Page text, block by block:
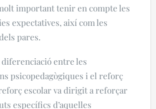
important tenir en compte les
expectatives, així com les
pares.
entre les
psicopedagògiques i el reforç
escolar va dirigit a reforçar
específics d’aquelles